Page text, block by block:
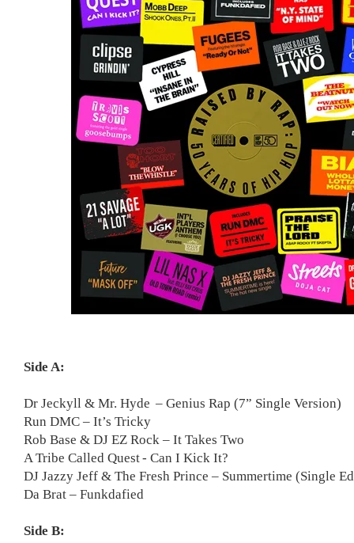
Side A:
Dr Jeckyll & Mr. Hyde – Genius Rap (7” Single Version)
Run DMC – It’s Tricky
Rob Base & DJ EZ Rock – It Takes Two
A Tribe Called Quest - Can I Kick It?
DJ Jazzy Jeff & The Fresh Prince – Summertime (Single
Da Brat – Funkdafied
Side B: